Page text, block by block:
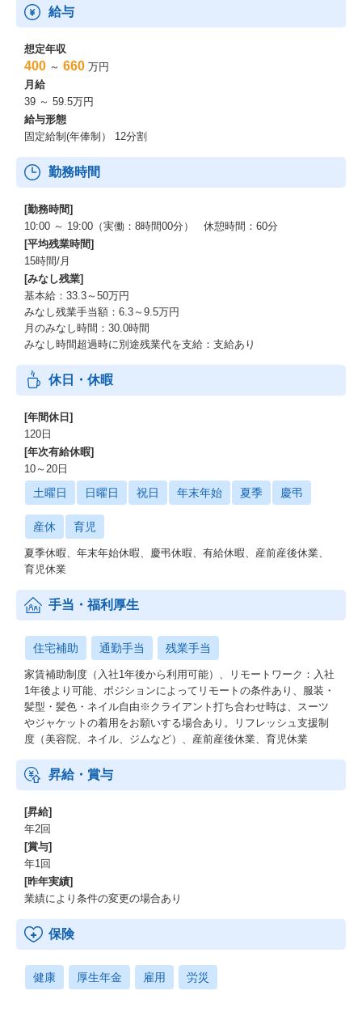
給与
想定年収
400 ～ 660 万円
月給
39 ～ 59.5万円
給与形態
固定給制(年俸制） 12分割
勤務時間
[勤務時間]
10:00 ～ 19:00（実働：8時間00分） 休憩時間：60分
[平均残業時間]
15時間/月
[みなし残業]
基本給：33.3～50万円
みなし残業手当額：6.3～9.5万円
月のみなし時間：30.0時間
みなし時間超過時に別途残業代を支給：支給あり
休日・休暇
[年間休日]
120日
[年次有給休暇]
10～20日
土曜日 日曜日 祝日 年末年始 夏季 慶弔
産休 育児
夏季休暇、年末年始休暇、慶弔休暇、有給休暇、産前産後休業、
育児休業
手当・福利厚生
住宅補助 通勤手当 残業手当
家賃補助制度（入社1年後から利用可能）、リモートワーク：入社
1年後より可能、ポジションによってリモートの条件あり、服装・
髪型・髪色・ネイル自由※クライアント打ち合わせ時は、スーツ
やジャケットの着用をお願いする場合あり。リフレッシュ支援制
度（美容院、ネイル、ジムなど）、産前産後休業、育児休業
昇給・賞与
[昇給]
年2回
[賞与]
年1回
[昨年実績]
業績により条件の変更の場合あり
保険
健康 厚生年金 雇用 労災